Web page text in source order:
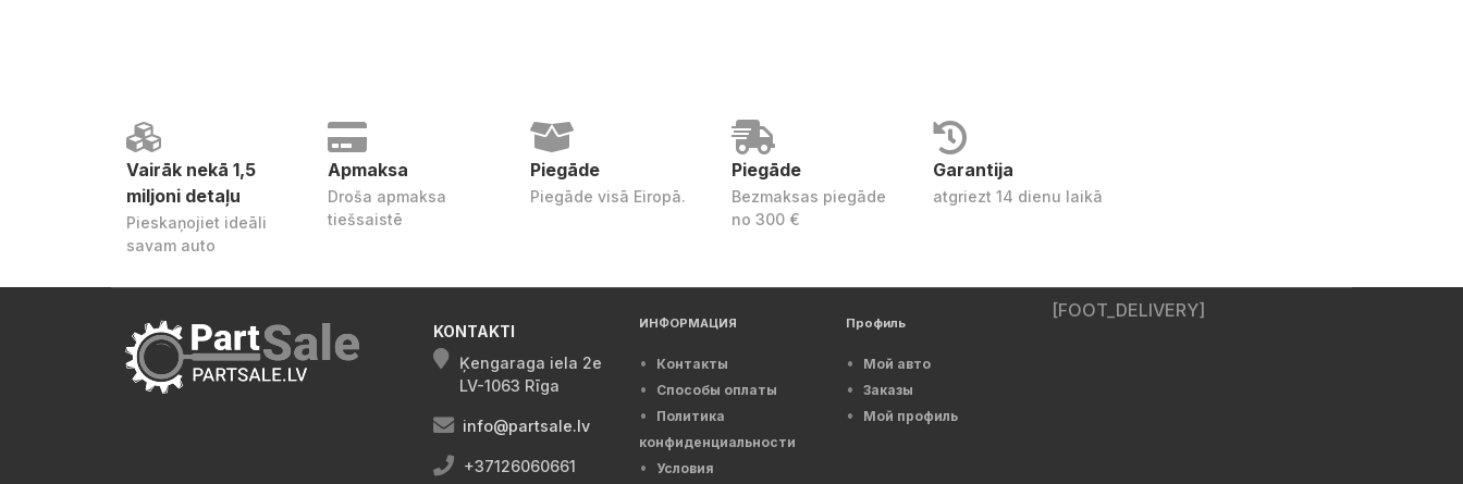
Vairāk nekā 1,5
miljoni detaļu
Pieskaņojiet ideāli
savam auto
Apmaksa
Droša apmaksa
tiešsaistē
Piegāde
Piegāde visā Eiropā.
Piegāde
Bezmaksas piegāde
no 300 €
Garantija
atgriezt 14 dienu laikā
KONTAKTI
Ķengaraga iela 2e
LV-1063 Rīga
info@partsale.lv
+37126060661
ИНФОРМАЦИЯ
Контакты
Способы оплаты
Политика
конфиденциальности
Условия
Профиль
Мой авто
Заказы
Мой профиль
[FOOT_DELIVERY]